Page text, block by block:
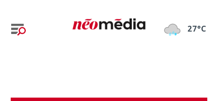
27°C